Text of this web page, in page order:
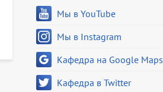
Мы в YouTube
Мы в Instagram
Кафедра на Google Maps
Кафедра в Twitter